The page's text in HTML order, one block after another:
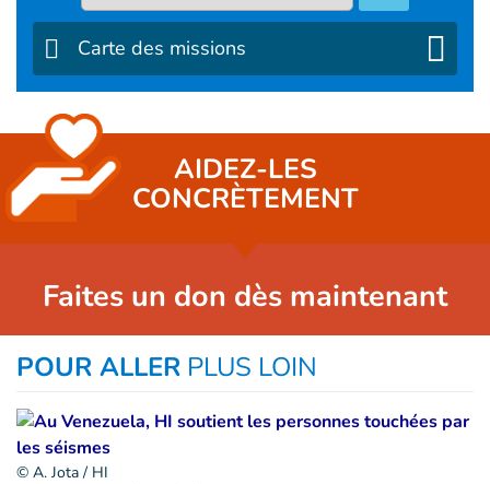
Carte des missions
AIDEZ-LES
CONCRÈTEMENT
Faites un don dès maintenant
POUR ALLER PLUS LOIN
© A. Jota / HI